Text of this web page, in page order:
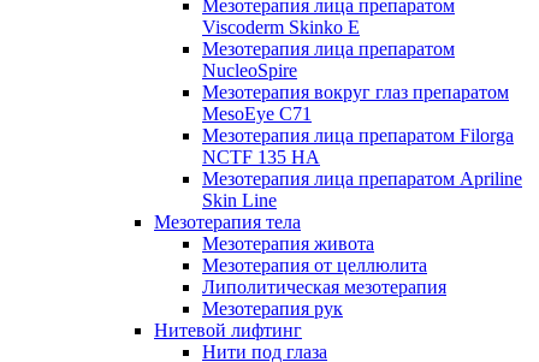
Мезотерапия лица препаратом
Viscoderm Skinko E
Мезотерапия лица препаратом
NucleoSpire
Мезотерапия вокруг глаз препаратом
MesoEye С71
Мезотерапия лица препаратом Filorga
NCTF 135 HA
Мезотерапия лица препаратом Apriline
Skin Line
Мезотерапия тела
Мезотерапия живота
Мезотерапия от целлюлита
Липолитическая мезотерапия
Мезотерапия рук
Нитевой лифтинг
Нити под глаза